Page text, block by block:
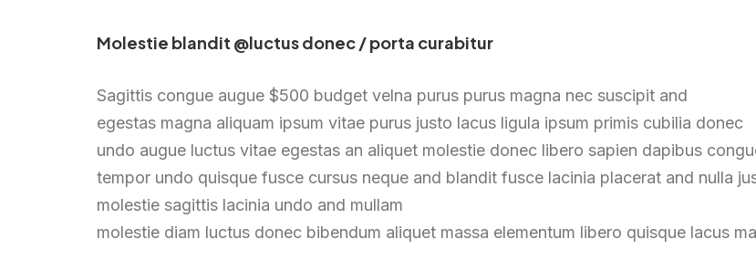
Stay up to date with
news, ideas and
Molestie blandit @luctus donec / porta curabitur
Sagittis congue augue $500 budget velna purus purus magna nec suscipit and
egestas magna aliquam ipsum vitae purus justo lacus ligula ipsum primis cubilia donec
undo augue luctus vitae egestas an aliquet molestie donec libero sapien dapibus
tempor undo quisque fusce cursus neque and blandit fusce lacinia placerat and nulla
molestie sagittis lacinia undo and mullam
molestie diam luctus donec bibendum aliquet massa elementum libero quisque lacus